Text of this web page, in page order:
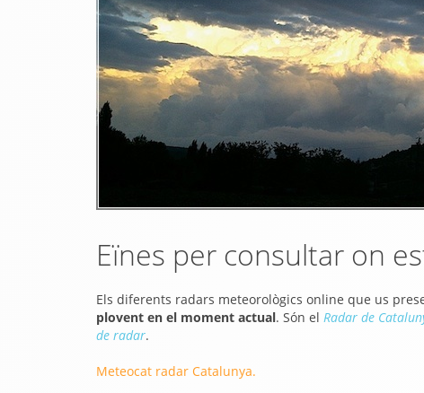
Eïnes per consultar on
Els diferents radars meteorològics online que us
plovent en el moment actual. Són el Radar de
de radar.
Meteocat radar Catalunya.